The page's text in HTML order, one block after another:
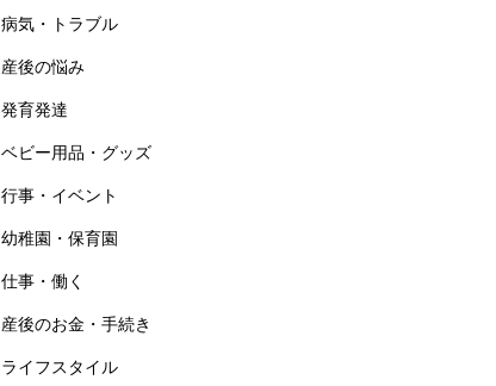
病気・トラブル
産後の悩み
発育発達
ベビー用品・グッズ
行事・イベント
幼稚園・保育園
仕事・働く
産後のお金・手続き
ライフスタイル